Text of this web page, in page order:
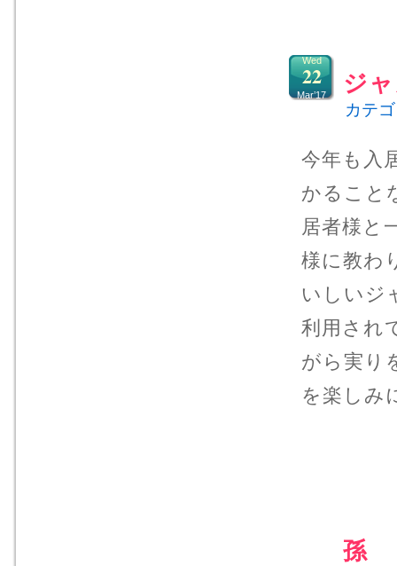
ジ
Wed
22
Mar’17
カテ
今年も入
かること
居者様と
様に教わ
いしいジ
利用され
がら実り
を楽しみ
孫